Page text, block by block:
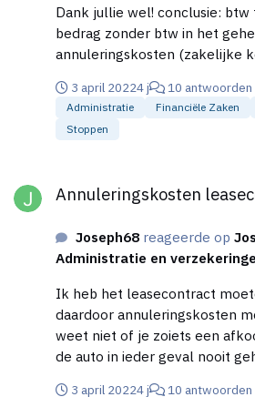
grootboek aangemaakt. Maar
stap 3 hebt uitgevoerd. De banksaldo neemt keurig
af vanwege stap 2 Wie kan mij helpen? Wat doe ik
hier fout?😀
Dank jullie wel! conclusie: btw terugvorderen en het
bedrag zonder btw in het
annuleringskosten (zakelijke
3 april 20224 j 10 antwoorden
Administratie Financiële Zaken
Stoppen
Annuleringskosten
Joseph68 reageerde op
Administratie en
Ik heb het leasecontract
daardoor annuleringskosten
weet niet of je zoiets een
de auto in ieder geval nooit
3 april 20224 j 10 antwoorden